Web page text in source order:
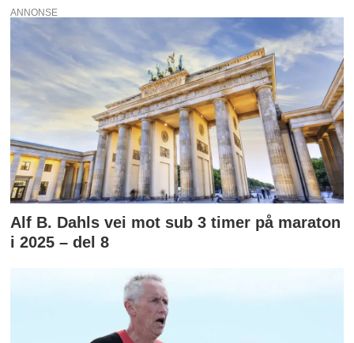
ANNONSE
Alf B. Dahls vei mot sub 3 timer på maraton
i 2025 – del 8